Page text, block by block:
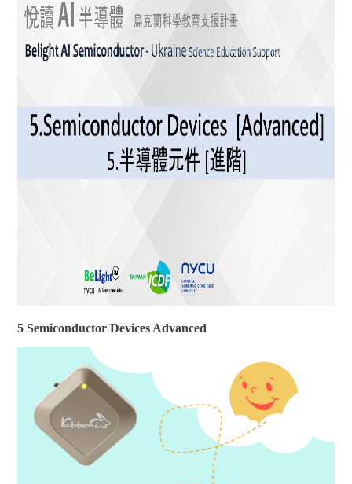
5 Semiconductor Devices Advanced